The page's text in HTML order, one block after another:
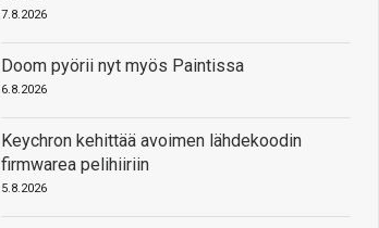
7.8.2026
Doom pyörii nyt myös Paintissa
6.8.2026
Keychron kehittää avoimen lähdekoodin
firmwarea pelihiiriin
5.8.2026